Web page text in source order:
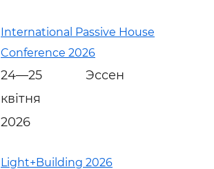
In­ter­na­tion­al Pass­ive House
Con­fer­en­ce 2026
24—25
квітня
2026
Эссен
Light+Building 2026